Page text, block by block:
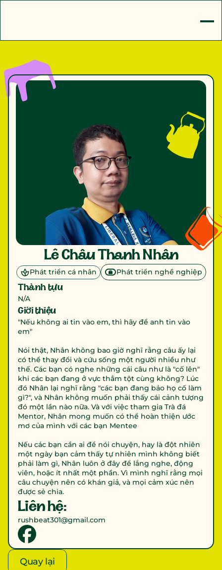
Lê Châu Thanh Nhân
Phát triển cá nhân Phát triển nghề nghiệp
Thành tựu
N/A
Giới thiệu
"Nếu không ai tin vào em, thì hãy để anh tin vào
em"
Nói thật, Nhân không bao giờ nghĩ rằng câu ấy lại
có thể thay đổi và cứu sống một người nhiều như
thế. Các bạn có nghe những cái câu như là "cố lên"
khi các bạn đang ở vực thẳm tột cùng không? Lúc
đó Nhân lại nghĩ rằng "các bạn đang bảo họ cố làm
gì?", và Nhân không muốn phải thấy cái cảnh tượng
đó một lần nào nữa. Và với việc tham gia Trà đá
Mentor, Nhân mong muốn có thể hoàn thiện ước
mơ của mình với các bạn Mentee
Nếu các bạn cần ai để nói chuyện, hay là đột nhiên
một ngày bạn cảm thấy tự nhiên mình không biết
phải làm gì, Nhân luôn ở đây để lắng nghe, động
viên, hoặc ít nhất một phần. Vì mình nghĩ rằng mọi
câu chuyện nên có khán giả, và mọi cảm xúc nên
được sẻ chia.
Liên hệ:
rushbeat301@gmail.com
Quay lại